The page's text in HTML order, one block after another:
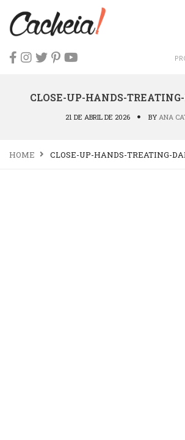
CLOSE-UP-HANDS-
21 DE ABRIL DE 2026 BY ANA
HOME CLOSE-UP-HANDS-TREATING-